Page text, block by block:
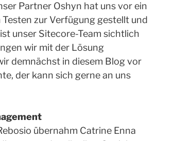
Partner Oshyn hat uns vor ein
zur Verfügung gestellt und
unser Sitecore-Team sichtlich
wir mit der Lösung
demnächst in diesem Blog vor
der kann sich gerne an uns
übernahm Catrine Enna